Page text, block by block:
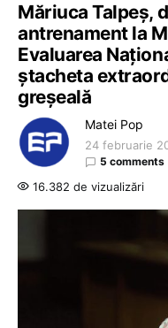
Măriuca Talpeș,
antrenament la
Evaluarea
ștacheta
greșeală
Matei Pop
24 februarie
5 comments
16.382 de vizualizări